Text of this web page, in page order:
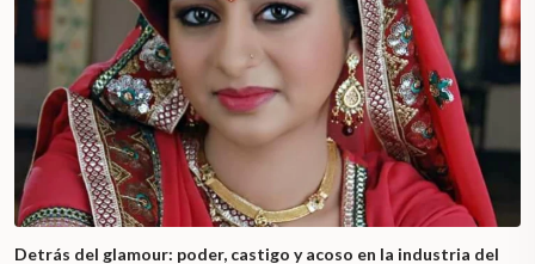
Detrás del glamour: poder, castigo y acoso en la industria del